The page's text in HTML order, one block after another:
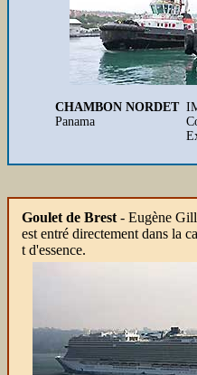
CHAMBON NORDET
Panama
Goulet de Brest - Eugène
est entré directement dans la
t d'essence.